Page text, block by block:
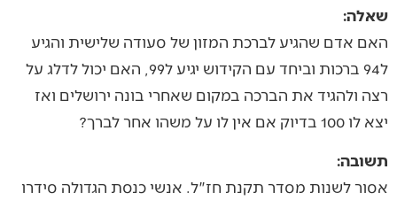
שאלה:
האם אדם שהגיע לברכת המזון של סעודה שלישית והגיע
ל94 ברכות וביחד עם הקידוש יגיע ל99, האם יכול לדלג על
רצה ולהגיד את הברכה במקום שאחרי בונה ירושלים ואז
יצא לו 100 בדיוק אם אין לו על משהו אחר לברך?
תשובה:
אסור לשנות מסדר תקנת חז"ל. אנשי כנסת הגדולה סידרו